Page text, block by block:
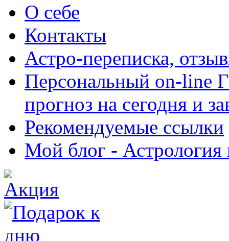
О себе
Контакты
Астро-переписка,
Персональный on-
прогноз на сегодня и
Рекомендуемые ссылки
Мой блог - Астрология